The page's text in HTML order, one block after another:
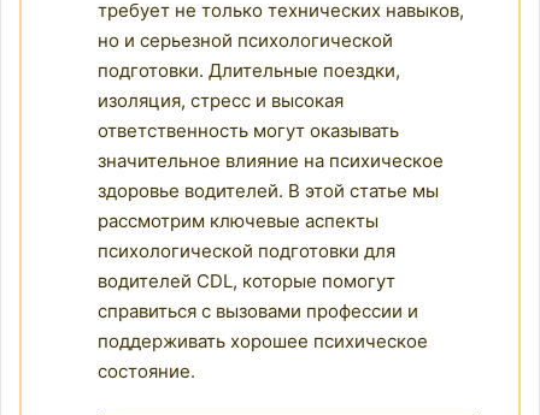
требует не только технических навыков,
но и серьезной психологической
подготовки. Длительные поездки,
изоляция, стресс и высокая
ответственность могут оказывать
значительное влияние на психическое
здоровье водителей. В этой статье мы
рассмотрим ключевые аспекты
психологической подготовки для
водителей CDL, которые помогут
справиться с вызовами профессии и
поддерживать хорошее психическое
состояние.